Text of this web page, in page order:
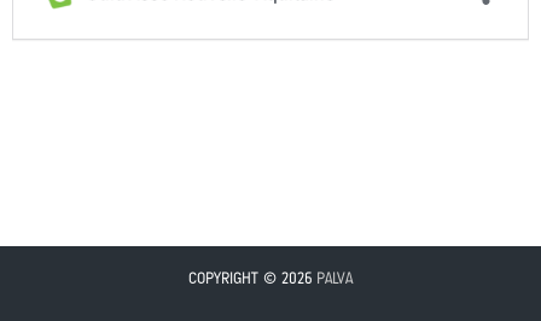
COPYRIGHT © 2026 PALVA